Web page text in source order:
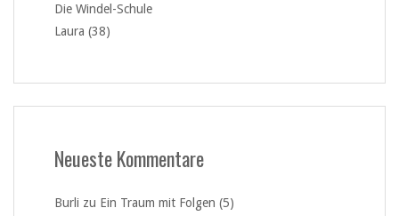
Die Windel-Schule
Laura (38)
Neueste Kommentare
Burli zu Ein Traum mit Folgen (5)